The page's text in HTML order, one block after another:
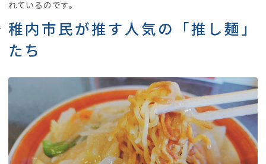
れているのです。
稚内市民が推す人気の「推し麺」
たち